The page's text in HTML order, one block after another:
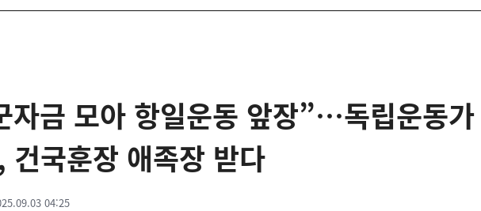
자금 모아 항일운동 앞장”…독립운동가
건국훈장 애족장 받다
04:25